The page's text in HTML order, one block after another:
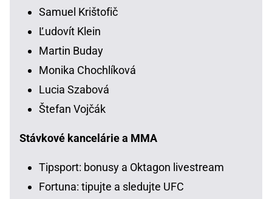
Samuel Krištofič
Ľudovít Klein
Martin Buday
Monika Chochlíková
Lucia Szabová
Štefan Vojčák
Stávkové kancelárie a MMA
Tipsport: bonusy a Oktagon livestream
Fortuna: tipujte a sledujte UFC